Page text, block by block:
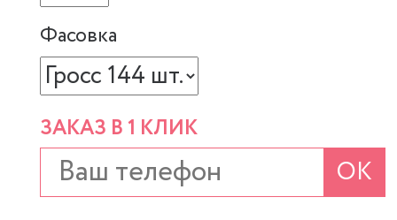
Фасовка
ЗАКАЗ В 1 КЛИК
ОК